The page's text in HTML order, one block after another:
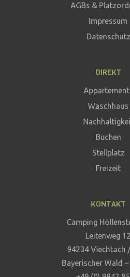
AGBs &
Impressum
Datenschutz
DIREKT
Waschhaus
Buchen
Stellplatz
Freizeit
KONTAKT
Camping
Leitenweg 12
94234 Viechtach
Bayerischer Wald –